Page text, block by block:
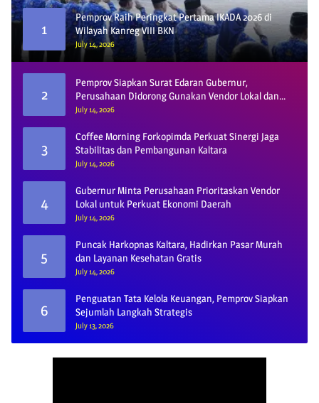
1
Pemprov Raih Peringkat Pertama IKADA 2026 di
Wilayah Kanreg VIII BKN
July 14, 2026
2
Pemprov Siapkan Surat Edaran Gubernur,
Perusahaan Didorong Gunakan Vendor Lokal dan
Pelat KU
July 14, 2026
3
Coffee Morning Forkopimda Perkuat Sinergi Jaga
Stabilitas dan Pembangunan Kaltara
July 14, 2026
4
Gubernur Minta Perusahaan Prioritaskan Vendor
Lokal untuk Perkuat Ekonomi Daerah
July 14, 2026
5
Puncak Harkopnas Kaltara, Hadirkan Pasar Murah
dan Layanan Kesehatan Gratis
July 14, 2026
6
Penguatan Tata Kelola Keuangan, Pemprov Siapkan
Sejumlah Langkah Strategis
July 13, 2026